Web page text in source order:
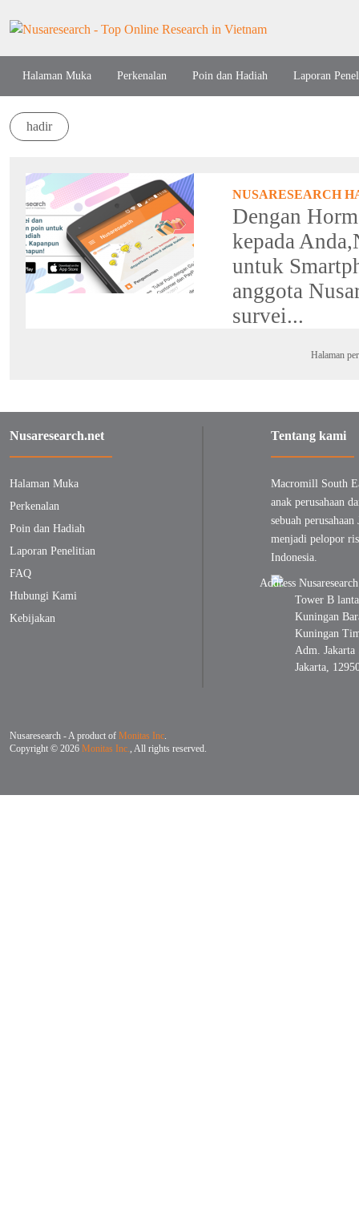
Halaman Muka Perkenalan Poin dan Hadiah Laporan
hadir
NUSARESEARCH
Dengan
kepada
untuk
anggota
survei...
Halaman
Nusaresearch.net
Halaman Muka
Perkenalan
Poin dan Hadiah
Laporan Penelitian
FAQ
Hubungi Kami
Kebijakan
Tentang kami
Macromill South
anak perusahaan
sebuah perusahaan
menjadi pelopor
Indonesia.
Tower B
Kuningan
Kuningan
Adm.
Jakarta,
Nusaresearch - A product of Monitas Inc.
Copyright © 2026 Monitas Inc., All rights reserved.